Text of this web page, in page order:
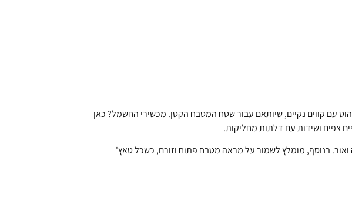
עם קווים נקיים, שיותאם עבור שטח המטבח הקטן. מכשירי החשמל? כאן
צפים ושידות עם דלתות מחליקות.
ואור. בנוסף, מומלץ לשמור על מראה מטבח פתוח וזורם, כשכל טאץ'